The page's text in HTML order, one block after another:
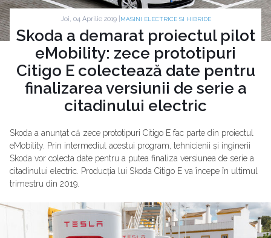
Joi, 04 Aprilie 2019 | MASINI ELECTRICE SI HIBRIDE
Skoda a demarat proiectul pilot
eMobility: zece prototipuri
Citigo E colectează date pentru
finalizarea versiunii de serie a
citadinului electric
Skoda a anunțat că zece prototipuri Citigo E fac parte din proiectul
eMobility. Prin intermediul acestui program, tehnicienii și inginerii
Skoda vor colecta date pentru a putea finaliza versiunea de serie a
citadinului electric. Producția lui Skoda Citigo E va începe în ultimul
trimestru din 2019.